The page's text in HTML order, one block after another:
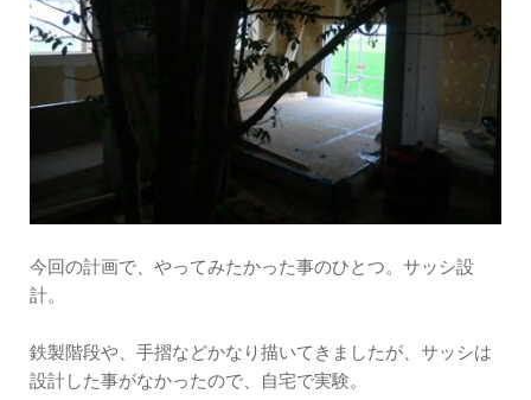
今回の計画で、やってみたかった事のひとつ。サッシ設
計。
鉄製階段や、手摺などかなり描いてきましたが、サッシは
設計した事がなかったので、自宅で実験。